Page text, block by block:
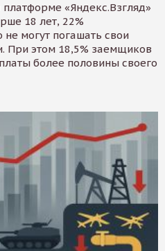
«Яндекс.Взгляд»
18 лет, 22%
не могут погашать свои
При этом 18,5% заемщиков
более половины своего